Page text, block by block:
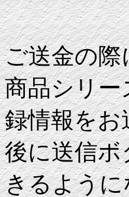
ご送金の
商品シリ
録情報をお
後に送信
きるよう